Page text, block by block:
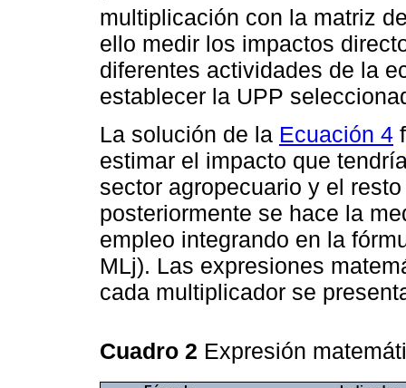
multiplicación con la matriz
ello medir los impactos
diferentes actividades de la
establecer la UPP
La solución de la Ecuación 4
estimar el impacto que
sector agropecuario y el
posteriormente se hace la
empleo integrando en la
MLj). Las expresiones
cada multiplicador se
Cuadro 2 Expresión